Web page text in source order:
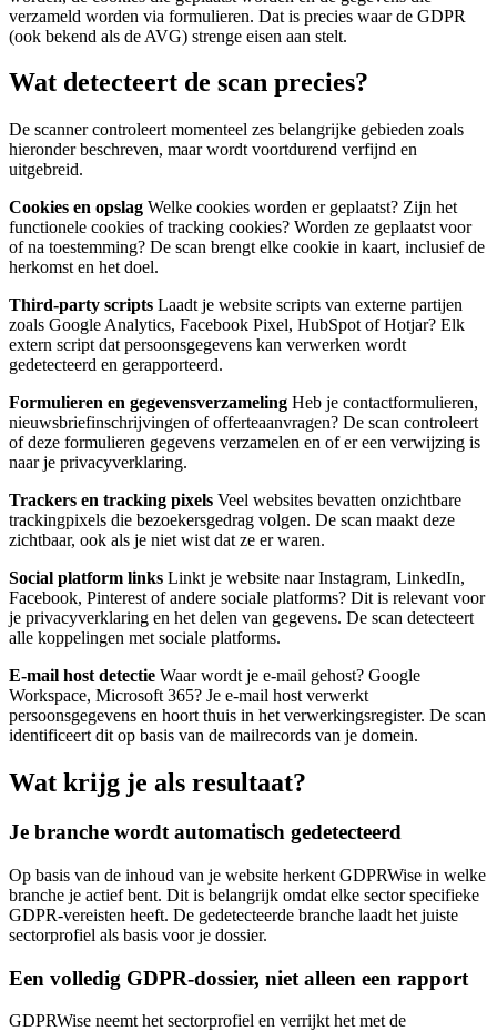
verzameld worden via formulieren. Dat is precies waar de GDPR
(ook bekend als de AVG) strenge eisen aan stelt.
Wat detecteert de scan precies?
De scanner controleert momenteel zes belangrijke gebieden zoals
hieronder beschreven, maar wordt voortdurend verfijnd en
uitgebreid.
Cookies en opslag Welke cookies worden er geplaatst? Zijn het
functionele cookies of tracking cookies? Worden ze geplaatst voor
of na toestemming? De scan brengt elke cookie in kaart, inclusief de
herkomst en het doel.
Third-party scripts Laadt je website scripts van externe partijen
zoals Google Analytics, Facebook Pixel, HubSpot of Hotjar? Elk
extern script dat persoonsgegevens kan verwerken wordt
gedetecteerd en gerapporteerd.
Formulieren en gegevensverzameling Heb je contactformulieren,
nieuwsbriefinschrijvingen of offerteaanvragen? De scan controleert
of deze formulieren gegevens verzamelen en of er een verwijzing is
naar je privacyverklaring.
Trackers en tracking pixels Veel websites bevatten onzichtbare
trackingpixels die bezoekersgedrag volgen. De scan maakt deze
zichtbaar, ook als je niet wist dat ze er waren.
Social platform links Linkt je website naar Instagram, LinkedIn,
Facebook, Pinterest of andere sociale platforms? Dit is relevant voor
je privacyverklaring en het delen van gegevens. De scan detecteert
alle koppelingen met sociale platforms.
E-mail host detectie Waar wordt je e-mail gehost? Google
Workspace, Microsoft 365? Je e-mail host verwerkt
persoonsgegevens en hoort thuis in het verwerkingsregister. De scan
identificeert dit op basis van de mailrecords van je domein.
Wat krijg je als resultaat?
Je branche wordt automatisch gedetecteerd
Op basis van de inhoud van je website herkent GDPRWise in welke
branche je actief bent. Dit is belangrijk omdat elke sector specifieke
GDPR-vereisten heeft. De gedetecteerde branche laadt het juiste
sectorprofiel als basis voor je dossier.
Een volledig GDPR-dossier, niet alleen een rapport
GDPRWise neemt het sectorprofiel en verrijkt het met de